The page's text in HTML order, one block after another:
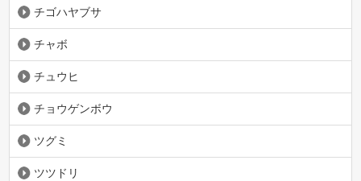
チゴハヤブサ
チャボ
チュウヒ
チョウゲンボウ
ツグミ
ツツドリ